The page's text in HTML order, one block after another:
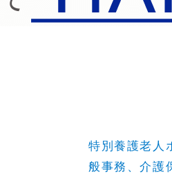
特別養護老人
般事務、介護